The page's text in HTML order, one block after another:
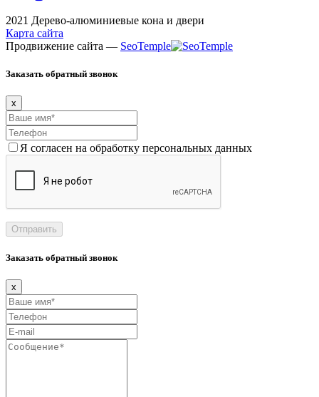
2021 Дерево-алюминиевые кона и двери
Карта сайта
Продвижение сайта — SeoTemple
Заказать обратный звонок
x
Я согласен на обработку персональных данных
Заказать обратный звонок
x